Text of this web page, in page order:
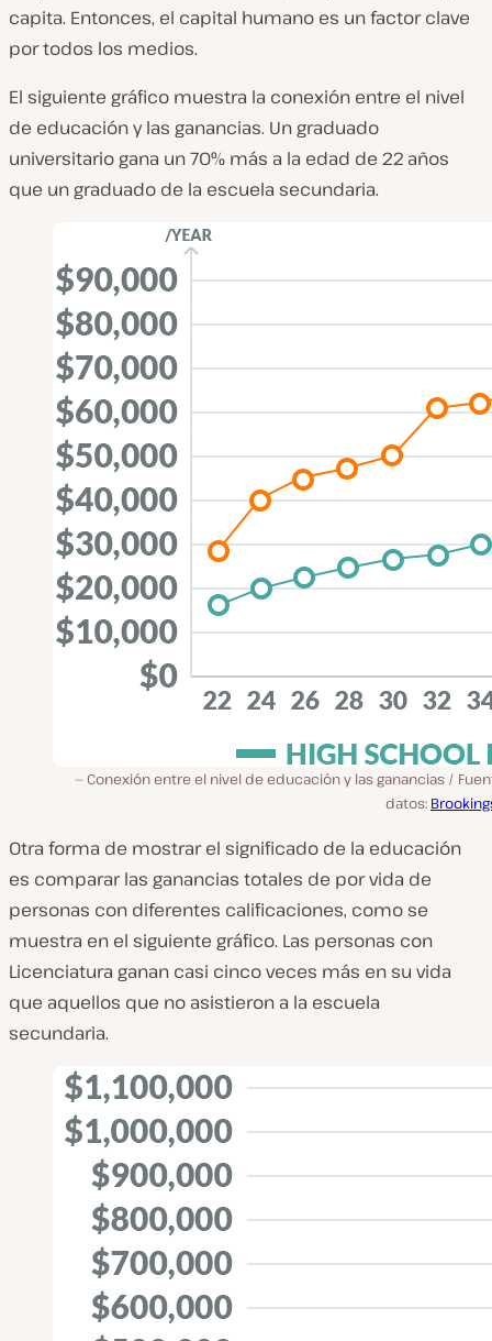
capita. Entonces, el capital humano es un factor clave
por todos los medios.
El siguiente gráfico muestra la conexión entre el nivel
de educación y las ganancias. Un graduado
universitario gana un 70% más a la edad de 22 años
que un graduado de la escuela secundaria.
Conexión entre el nivel de educación y las ganancias /
datos:
Otra forma de mostrar el significado de la educación
es comparar las ganancias totales de por vida de
personas con diferentes calificaciones, como se
muestra en el siguiente gráfico. Las personas con
Licenciatura ganan casi cinco veces más en su vida
que aquellos que no asistieron a la escuela
secundaria.